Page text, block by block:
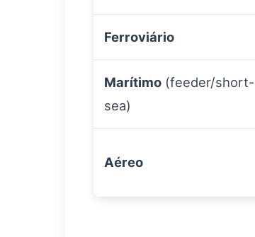
Ferroviário
Marítimo (feeder/short-
sea)
Aéreo